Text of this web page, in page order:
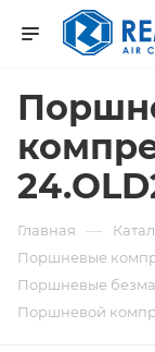
Главная —
Поршневые
Поршневые
Поршневой